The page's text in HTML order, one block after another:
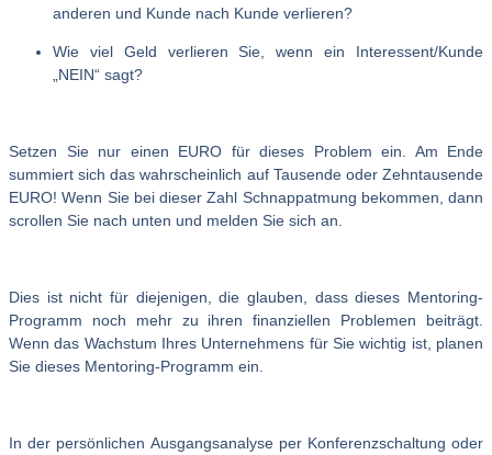
anderen und Kunde nach Kunde verlieren?
Wie viel Geld verlieren Sie, wenn ein Interessent/Kunde
„NEIN“ sagt?
Setzen Sie nur einen EURO für dieses Problem ein. Am Ende
summiert sich das wahrscheinlich auf Tausende oder Zehntausende
EURO! Wenn Sie bei dieser Zahl Schnappatmung bekommen, dann
scrollen Sie nach unten und melden Sie sich an.
Dies ist nicht für diejenigen, die glauben, dass dieses Mentoring-
Programm noch mehr zu ihren finanziellen Problemen beiträgt.
Wenn das Wachstum Ihres Unternehmens für Sie wichtig ist, planen
Sie dieses Mentoring-Programm ein.
In der persönlichen Ausgangsanalyse per Konferenzschaltung oder